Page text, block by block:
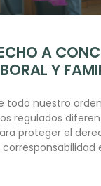
A
Y
todo nuestro
regulados
proteger el